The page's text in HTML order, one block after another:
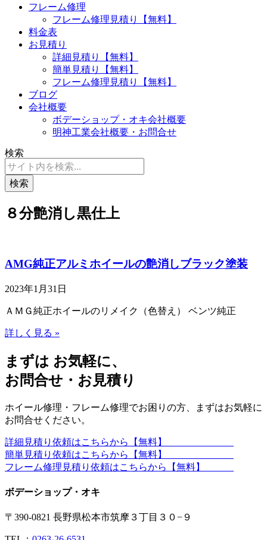
フレーム修理
フレーム修理見積り【無料】
料金表
お見積り
詳細見積り【無料】
簡単見積り【無料】
フレーム修理見積り【無料】
ブログ
会社概要
ボデーショップ・オキ会社概要
明神工業会社概要・お問合せ
検索
検索
８分艶消し黒仕上
AMG純正アルミホイールの艶消しブラック塗装
2023年1月31日
ＡＭＧ純正ホイールのリメイク（色替え） ベンツ純正
詳しく見る »
まずは お気軽に、
お問合せ・お見積り
ホイール修理・フレーム修理でお困りの方、まずはお気軽に
お問合せください。
詳細見積り依頼はこちらから【無料】
簡単見積り依頼はこちらから【無料】
フレーム修理見積り依頼はこちらから【無料】
ボデーショップ・オキ
〒390-0821 長野県松本市筑摩３丁目３０−９